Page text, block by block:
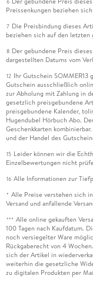
Preissenkungen beziehen
7 Die Preisbindung dieses
beziehen sich auf den letzten
8 Der gebundene Preis
dargestellten Datums vom
12 Ihr Gutschein
Gutschein ausschließlich
zur Abholung mit Zahlung in
gesetzlich preisgebundene
preisgebundene Kalender,
Hugendubel Hörbuch Abo.
Geschenkkarten
und der Handel des
15 Leider können wir die
Einzelbewertungen nicht
16 Alle Informationen zur
* Alle Preise verstehen sich
Versand und anfallende
*** Alle online gekauften
100 Tagen nach Kaufdatum.
noch versiegelter Ware
Rückgaberecht von 4
sich der Artikel in
weiterhin die gesetzliche
zu digitalen Produkten per